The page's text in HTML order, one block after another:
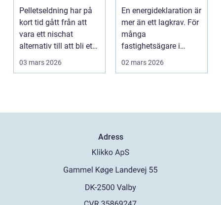
för moderna hem
Pelletseldning har på
kort tid gått från att
vara ett nischat
alternativ till att bli ett
självklart...
03 mars 2026
kostnader och
höjer värdet
En energideklaration är
mer än ett lagkrav. För
många
fastighetsägare i
Örebro blir
02 mars 2026
Adress